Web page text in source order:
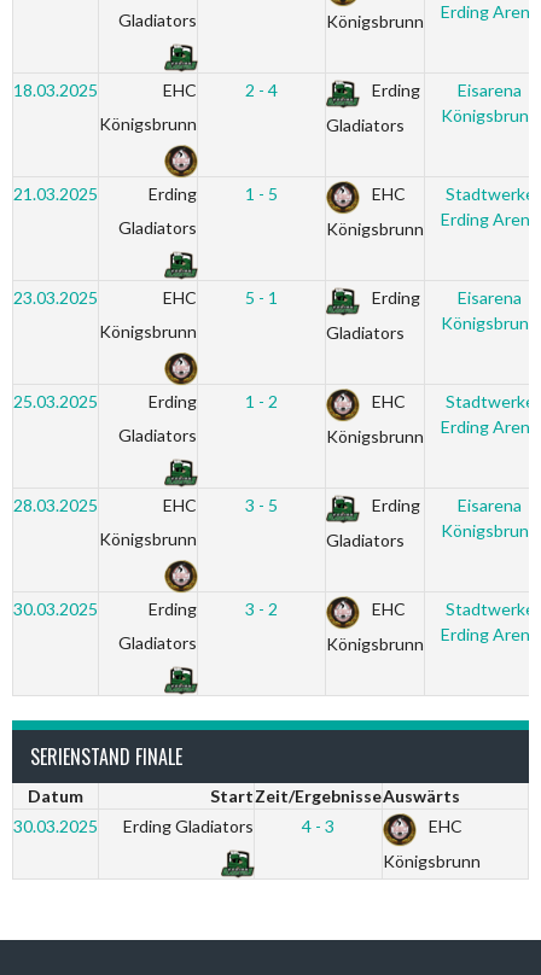
Gladiators
Königsbrunn
Erding Arena
18.03.2025
EHC
Königsbrunn
2 - 4
Erding
Gladiators
Eisarena
Königsbrunn
21.03.2025
Erding
Gladiators
1 - 5
EHC
Königsbrunn
Stadtwerke
Erding Arena
23.03.2025
EHC
Königsbrunn
5 - 1
Erding
Gladiators
Eisarena
Königsbrunn
25.03.2025
Erding
Gladiators
1 - 2
EHC
Königsbrunn
Stadtwerke
Erding Arena
28.03.2025
EHC
Königsbrunn
3 - 5
Erding
Gladiators
Eisarena
Königsbrunn
30.03.2025
Erding
Gladiators
3 - 2
EHC
Königsbrunn
Stadtwerke
Erding Arena
SERIENSTAND FINALE
Datum StartZeit/ErgebnisseAuswärts
30.03.2025
Erding Gladiators 4 - 3
EHC
Königsbrunn